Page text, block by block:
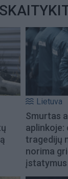
Lietuva
Smurtas
aplinkoje:
tragedijų
norima
įstatymus